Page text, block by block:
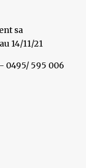
sa
14/11/21
0495/ 595 006